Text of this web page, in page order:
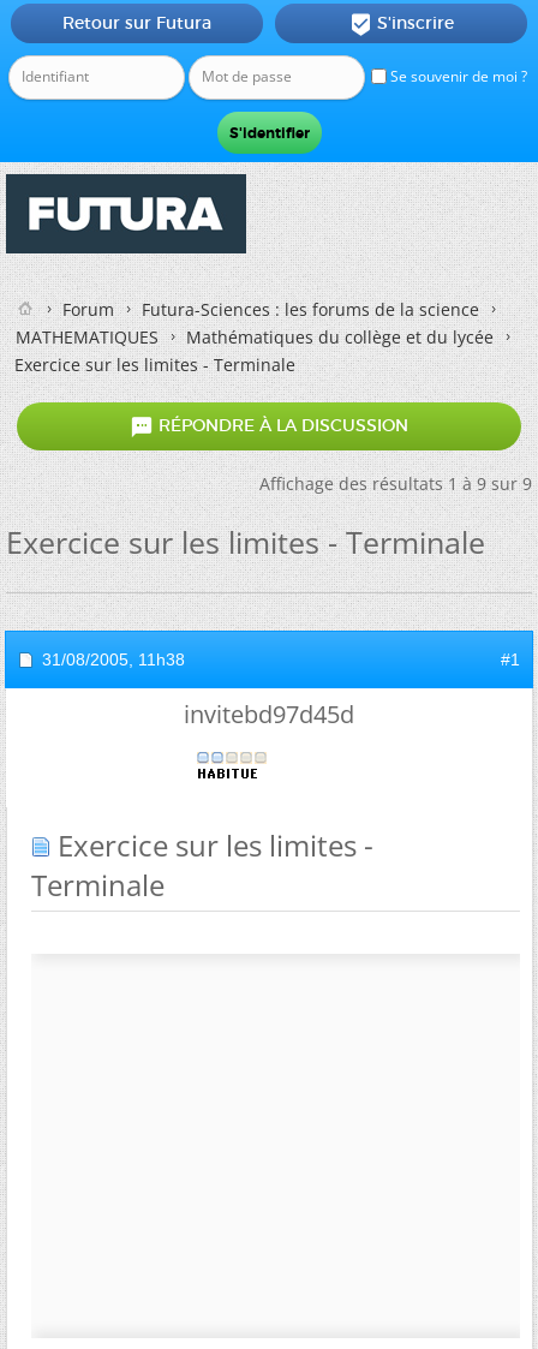
Se souvenir de moi ?
Retour sur Futura  S'inscrire
Forum
Futura-Sciences : les forums de la science
MATHEMATIQUES
Mathématiques du collège et du lycée
Exercice sur les limites - Terminale
 RÉPONDRE À LA DISCUSSION
Affichage des résultats 1 à 9 sur 9
Exercice sur les limites - Terminale
31/08/2005, 11h38 #1
invitebd97d45d
Exercice sur les limites -
Terminale